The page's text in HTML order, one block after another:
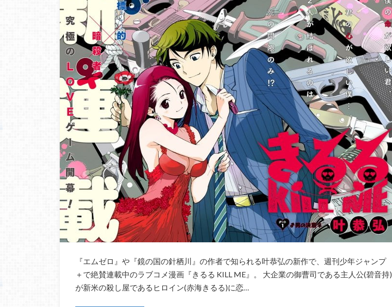
『エムゼロ』や『鏡の国の針栖川』の作者で知られる叶恭弘の新作で、週刊少年ジャンプ
＋で絶賛連載中のラブコメ漫画『きるる KILL ME』。 大企業の御曹司である主人公(碧音持)
が新米の殺し屋であるヒロイン(赤海きるる)に恋…